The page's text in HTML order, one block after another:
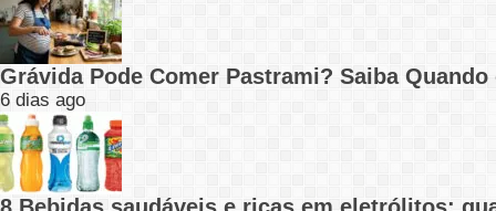
Grávida Pode Comer Pastrami? Saiba
6 dias ago